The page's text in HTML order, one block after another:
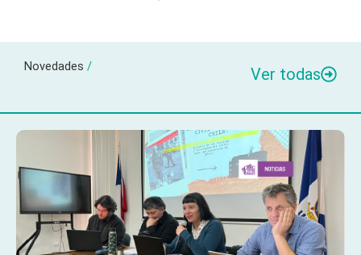
Novedades / Ver todas